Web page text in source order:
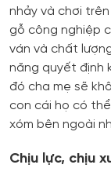
nhảy và chơi
gỗ công nghiệp
ván và chất
năng quyết định
đó cha mẹ sẽ
con cái họ có
xóm bên ngoài
Chịu lực, chịu